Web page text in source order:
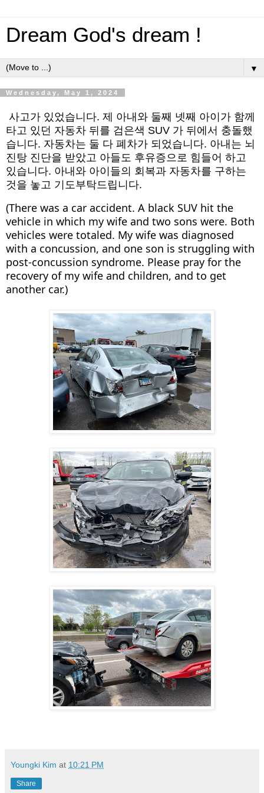
Dream God's dream !
▼
Wednesday, May 1, 2024
사고가 있었습니다. 제 아내와 둘째 넷째 아이가 함께
타고 있던 자동차 뒤를 검은색 SUV 가 뒤에서 충돌했
습니다. 자동차는 둘 다 폐차가 되었습니다. 아내는 뇌
진탕 진단을 받았고 아들도 후유증으로 힘들어 하고
있습니다. 아내와 아이들의 회복과 자동차를 구하는
것을 놓고 기도부탁드립니다.
(There was a car accident. A black SUV hit the
vehicle in which my wife and two sons were. Both
vehicles were totaled. My wife was diagnosed
with a concussion, and one son is struggling with
post-concussion syndrome. Please pray for the
recovery of my wife and children, and to get
another car.)
Youngki Kim at 10:21 PM
Share